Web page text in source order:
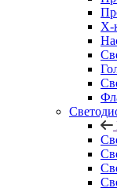
Х-